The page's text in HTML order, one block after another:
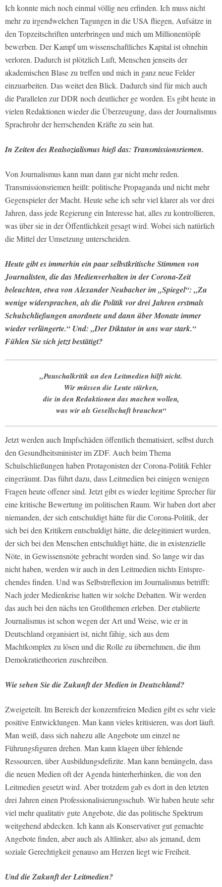
Ich konnte mich noch einmal völlig neu erfinden. Ich muss nicht
mehr zu irgendwelchen Tagungen in die USA fliegen, Aufsätze in
den Topzeitschrif­ten unterbringen und mich um Mil­lionentöpfe
bewerben. Der Kampf um wissenschaftliches Kapital ist ohnehin
verloren. Dadurch ist plötzlich Luft, Menschen jenseits der
akademischen Blase zu treffen und mich in ganz neue Felder
einzuarbeiten. Das weitet den Blick. Dadurch sind für mich auch
die Parallelen zur DDR noch deutlicher ge­ worden. Es gibt heute in
vielen Redak­tionen wieder die Überzeugung, dass der Journalismus
Sprachrohr der herr­schenden Kräfte zu sein hat.
In Zeiten des Realsozialismus hieß das: Transmissionsriemen.
Von Journalismus kann man dann gar nicht mehr reden.
Transmissionsrie­men heißt: politische Propaganda und nicht mehr
Gegenspieler der Macht. Heute sehe ich sehr viel klarer als vor drei
Jahren, dass jede Regierung ein Interesse hat, alles zu kontrollieren,
was über sie in der Öffentlichkeit gesagt wird. Wobei sich natürlich
die Mittel der Umsetzung unterscheiden.
Heute gibt es immerhin ein paar selbstkritische Stimmen von
Journalisten, die das Medienverhalten in der Corona-Zeit
beleuchten, etwa von Alexander Neubacher im „Spiegel“: „Zu
wenige widersprachen, als die Politik vor drei Jahren erstmals
Schulschließungen anordnete und dann über Monate immer
wieder verlängerte.“ Und: „Der Diktator in uns war stark.“
Fühlen Sie sich jetzt bestätigt?
„Pauschalkritik an den Leitmedien hilft nicht.
Wir müssen die Leute stärken,
die in den Redaktionen das machen wollen,
was wir als Gesellschaft brauchen“
Jetzt werden auch Impfschäden öffent­lich thematisiert, selbst durch
den Ge­sundheitsminister im ZDF. Auch beim Thema
Schulschließungen haben Prot­agonisten der Corona­-Politik Fehler
eingeräumt. Das führt dazu, dass Leit­medien bei einigen wenigen
Fragen heute offener sind. Jetzt gibt es wieder legitime Sprecher für
eine kritische Bewertung im politischen Raum. Wir haben dort aber
niemanden, der sich entschuldigt hätte für die Corona­-Poli­tik, der
sich bei den Kritikern entschul­digt hätte, die delegitimiert wurden,
der sich bei den Menschen entschuldigt hätte, die in existenzielle
Nöte, in Ge­wissensnöte gebracht worden sind. So­ lange wir das
nicht haben, werden wir auch in den Leitmedien nichts Entspre­
chendes finden. Und was Selbstreflexi­on im Journalismus betrifft:
Nach jeder Medienkrise hatten wir solche Debat­ten. Wir werden
das auch bei den nächs­ ten Großthemen erleben. Der etablierte
Journalismus ist schon wegen der Art und Weise, wie er in
Deutschland or­ganisiert ist, nicht fähig, sich aus dem
Machtkomplex zu lösen und die Rolle zu übernehmen, die ihm
Demokratie­theorien zuschreiben.
Wie sehen Sie die Zukunft der Medien in Deutschland?
Zweigeteilt. Im Bereich der konzern­freien Medien gibt es sehr viele
positive Entwicklungen. Man kann vieles kriti­sieren, was dort läuft.
Man weiß, dass sich nahezu alle Angebote um einzel­ ne
Führungsfiguren drehen. Man kann klagen über fehlende
Ressourcen, über Ausbildungsdefizite. Man kann be­mängeln, dass
die neuen Medien oft der Agenda hinterherhinken, die von den
Leitmedien gesetzt wird. Aber trotzdem gab es dort in den letzten
drei Jahren einen Professionalisierungsschub. Wir haben heute sehr
viel mehr qualitativ gute Angebote, die das politische Spek­trum
weitgehend abdecken. Ich kann als Konservativer gut gemachte
Ange­bote finden, aber auch als Altlinker, also als jemand, dem
soziale Gerechtigkeit genauso am Herzen liegt wie Freiheit.
Und die Zukunft der Leitmedien?